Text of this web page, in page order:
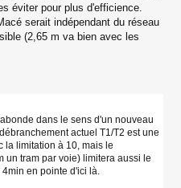
éviter pour plus d'efficience.
serait indépendant du réseau
(2,65 m va bien avec les
dans le sens d'un nouveau
actuel T1/T2 est une
la limitation à 10, mais le
un tram par voie) limitera aussi le
en pointe d'ici là.